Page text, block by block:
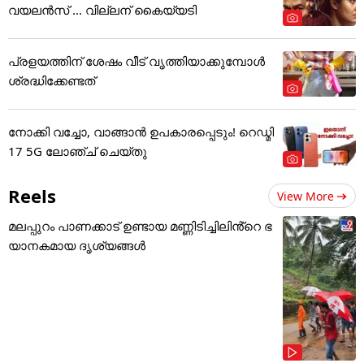
വയലൻസ് ... വില്ലന് കൈയ്യടി
പ്രളയത്തിന് ശേഷം വീട് വൃത്തിയാക്കുമ്പോൾ
ശ്രദ്ധിക്കേണ്ടത്
നോക്കി വച്ചോ, വാങ്ങാൻ ഉപകാരപ്പെടും! റെഡ്മി
17 5G ലോഞ്ച് ചെയ്തു
Reels View More
മലപ്പുറം പാണക്കാട് ഉണ്ടായ മണ്ണിടിച്ചിലിൻ്റെ ഭ
യാനകമായ ദൃശ്യങ്ങൾ